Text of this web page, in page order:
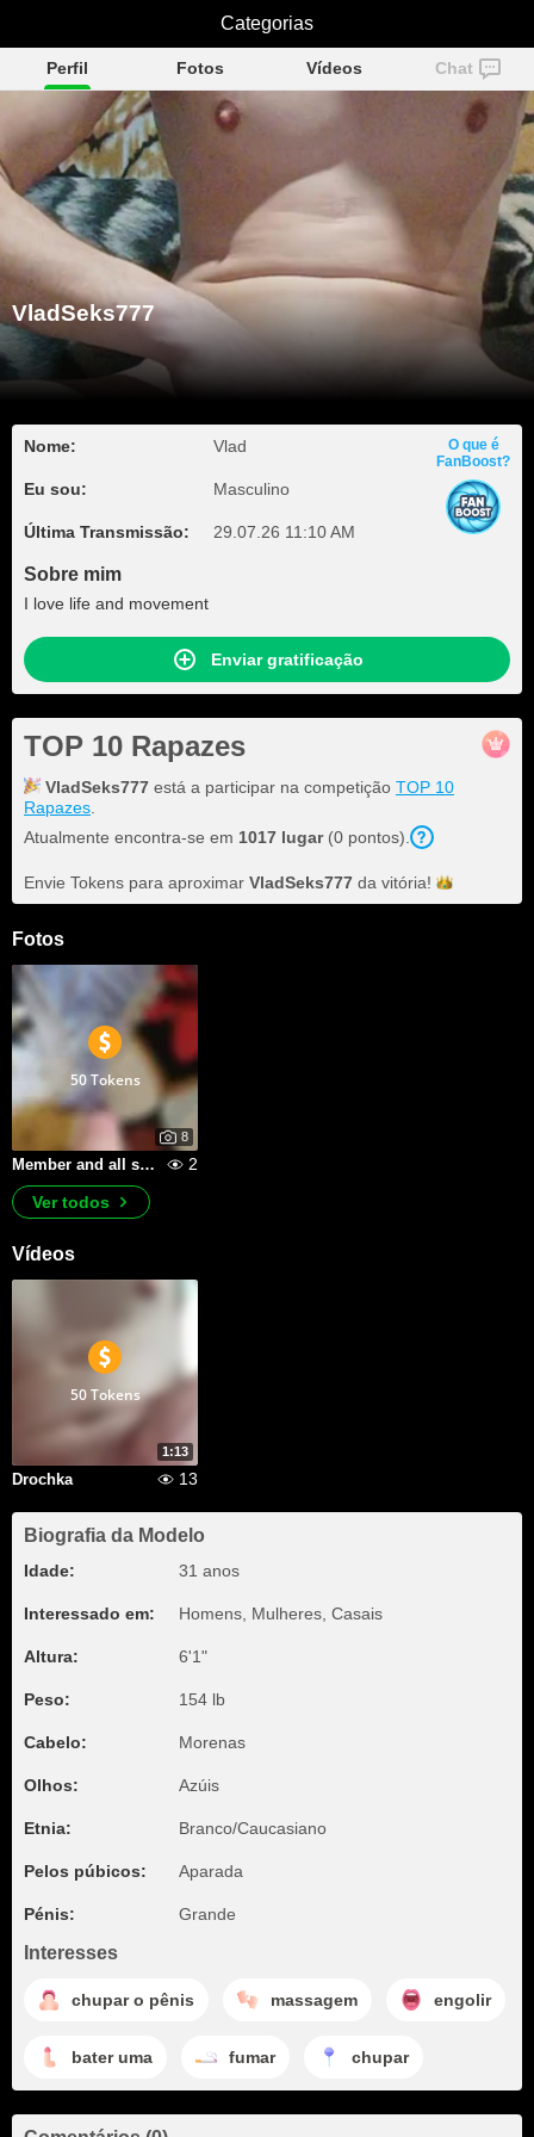
VladSeks777
Perfil Fotos Vídeos Chat
VladSeks777
Nome: Vlad
Eu sou: Masculino
Última Transmissão: 29.07.26 11:10 AM
O que é
FanBoost?
Sobre mim
I love life and movement
Enviar gratificação
TOP 10 Rapazes
VladSeks777 está a participar na competição TOP 10
Rapazes
Atualmente encontra-se em 1017 lugar(0 pontos).
Envie Tokens para aproximar VladSeks777 da vitória!
Fotos
50 Tokens
8
Member and all sorts of things
2
Ver todos
Vídeos
1:13
50 Tokens
Drochka 13
Biografia da Modelo
Idade: 31 anos
Interessado em: Homens, Mulheres, Casais
Altura: 6'1"
Peso: 154 lb
Cabelo: Morenas
Olhos: Azúis
Etnia: Branco/Caucasiano
Pelos púbicos: Aparada
Pénis: Grande
Interesses
chupar o pênis massagem engolir
bater uma fumar chupar
Categorias